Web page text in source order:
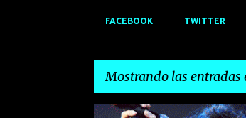
FACEBOOK TWITTER
Mostrando las entradas